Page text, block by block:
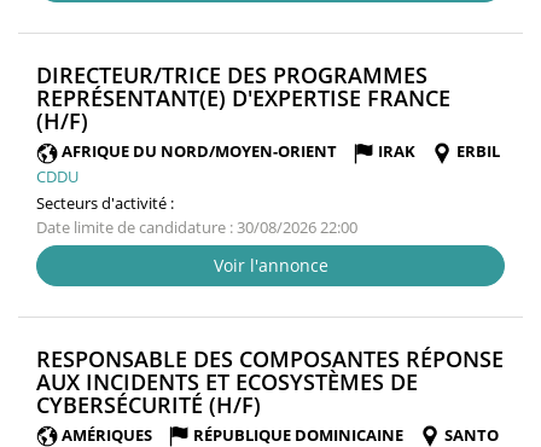
DIRECTEUR/TRICE DES PROGRAMMES
REPRÉSENTANT(E) D'EXPERTISE FRANCE
(H/F) (NOUVELLE
FENÊTRE)
AFRIQUE DU NORD/MOYEN-ORIENT IRAK
ERBIL
CDDU
Secteurs d'activité :
Date limite de candidature : 30/08/2026 22:00
Voir l'annonce
RESPONSABLE DES COMPOSANTES RÉPONSE
AUX INCIDENTS ET ECOSYSTÈMES DE
CYBERSÉCURITÉ (H/F)
FENÊTRE)
AMÉRIQUES RÉPUBLIQUE DOMINICAINE
SANTO